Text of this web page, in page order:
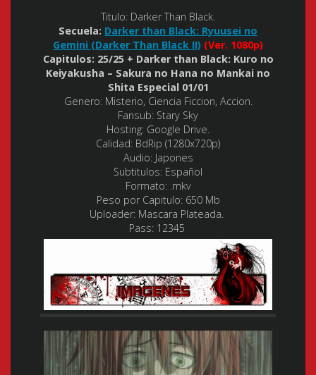
Titulo: Darker Than Black.
Secuela: Darker than Black: Ryuusei no
Gemini (Darker Than Black II) (Ver. 1080p)
Capitulos: 25/25 + Darker than Black: Kuro no
Keiyakusha – Sakura no Hana no Mankai no
Shita Especial 01/01
Genero:Misterio, Ciencia Ficcion, Accion.
Fansub: Stary Sky
Hosting: Google Drive.
Calidad: BdRip (1280x720p)
Audio: Japones
Subtitulos: Español
Formato:.mkv
Peso por Capitulo: 650 Mb
Uploader: Mascara Plateada.
Pass: 12345